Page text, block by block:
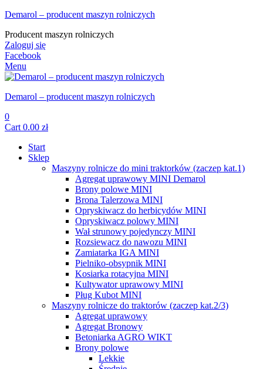
Demarol – producent maszyn rolniczych
Producent maszyn rolniczych
Zaloguj się
Facebook
Menu
Demarol – producent maszyn rolniczych
0
Cart 0.00 zł
Start
Sklep
Maszyny rolnicze do mini traktorków (zaczep kat.1)
Agregat uprawowy MINI Demarol
Brony polowe MINI
Brona Talerzowa MINI
Opryskiwacz do herbicydów MINI
Opryskiwacz polowy MINI
Wał strunowy pojedynczy MINI
Rozsiewacz do nawozu MINI
Zamiatarka IGA MINI
Pielniko-obsypnik MINI
Kosiarka rotacyjna MINI
Kultywator uprawowy MINI
Pług Kubot MINI
Maszyny rolnicze do traktorów (zaczep kat.2/3)
Agregat uprawowy
Agregat Bronowy
Betoniarka AGRO WIKT
Brony polowe
Lekkie